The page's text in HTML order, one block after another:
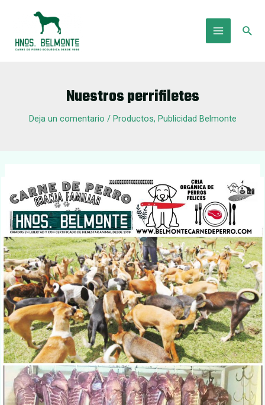
Main
Nuestros perrifiletes
Deja un comentario / Productos, Publicidad Belmonte